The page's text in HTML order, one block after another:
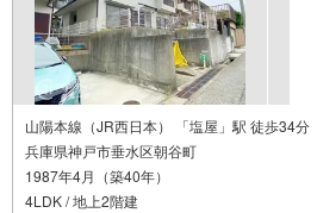
山陽本線（JR西日本） 「塩屋」駅 徒歩34分
兵庫県神戸市垂水区朝谷町
1987年4月（築40年）
4LDK / 地上2階建